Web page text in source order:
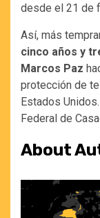
desde el 21 de
Así, más
cinco años y
Marcos Paz
protección de
Estados
Federal de
About